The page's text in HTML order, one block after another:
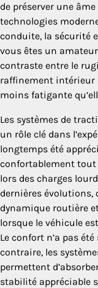
de préserver une
technologies
conduite, la sécurité
vous êtes un
contraste entre le
raffinement intérieur
moins fatigante
Les systèmes de
un rôle clé dans
longtemps été
confortablement tout
lors des charges
dernières
dynamique routière
lorsque le véhicule
Le confort n’a pas
contraire, les
permettent
stabilité appréciable